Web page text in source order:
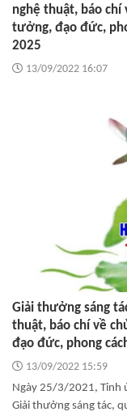
nghệ thuật, báo
tưởng, đạo đức,
2025
13/09/2022 16:07
Giải thưởng sáng
thuật, báo chí về
đạo đức, phong
13/09/2022 15:59
Ngày 25/3/2021, Tỉnh
Giải thưởng sáng tác,